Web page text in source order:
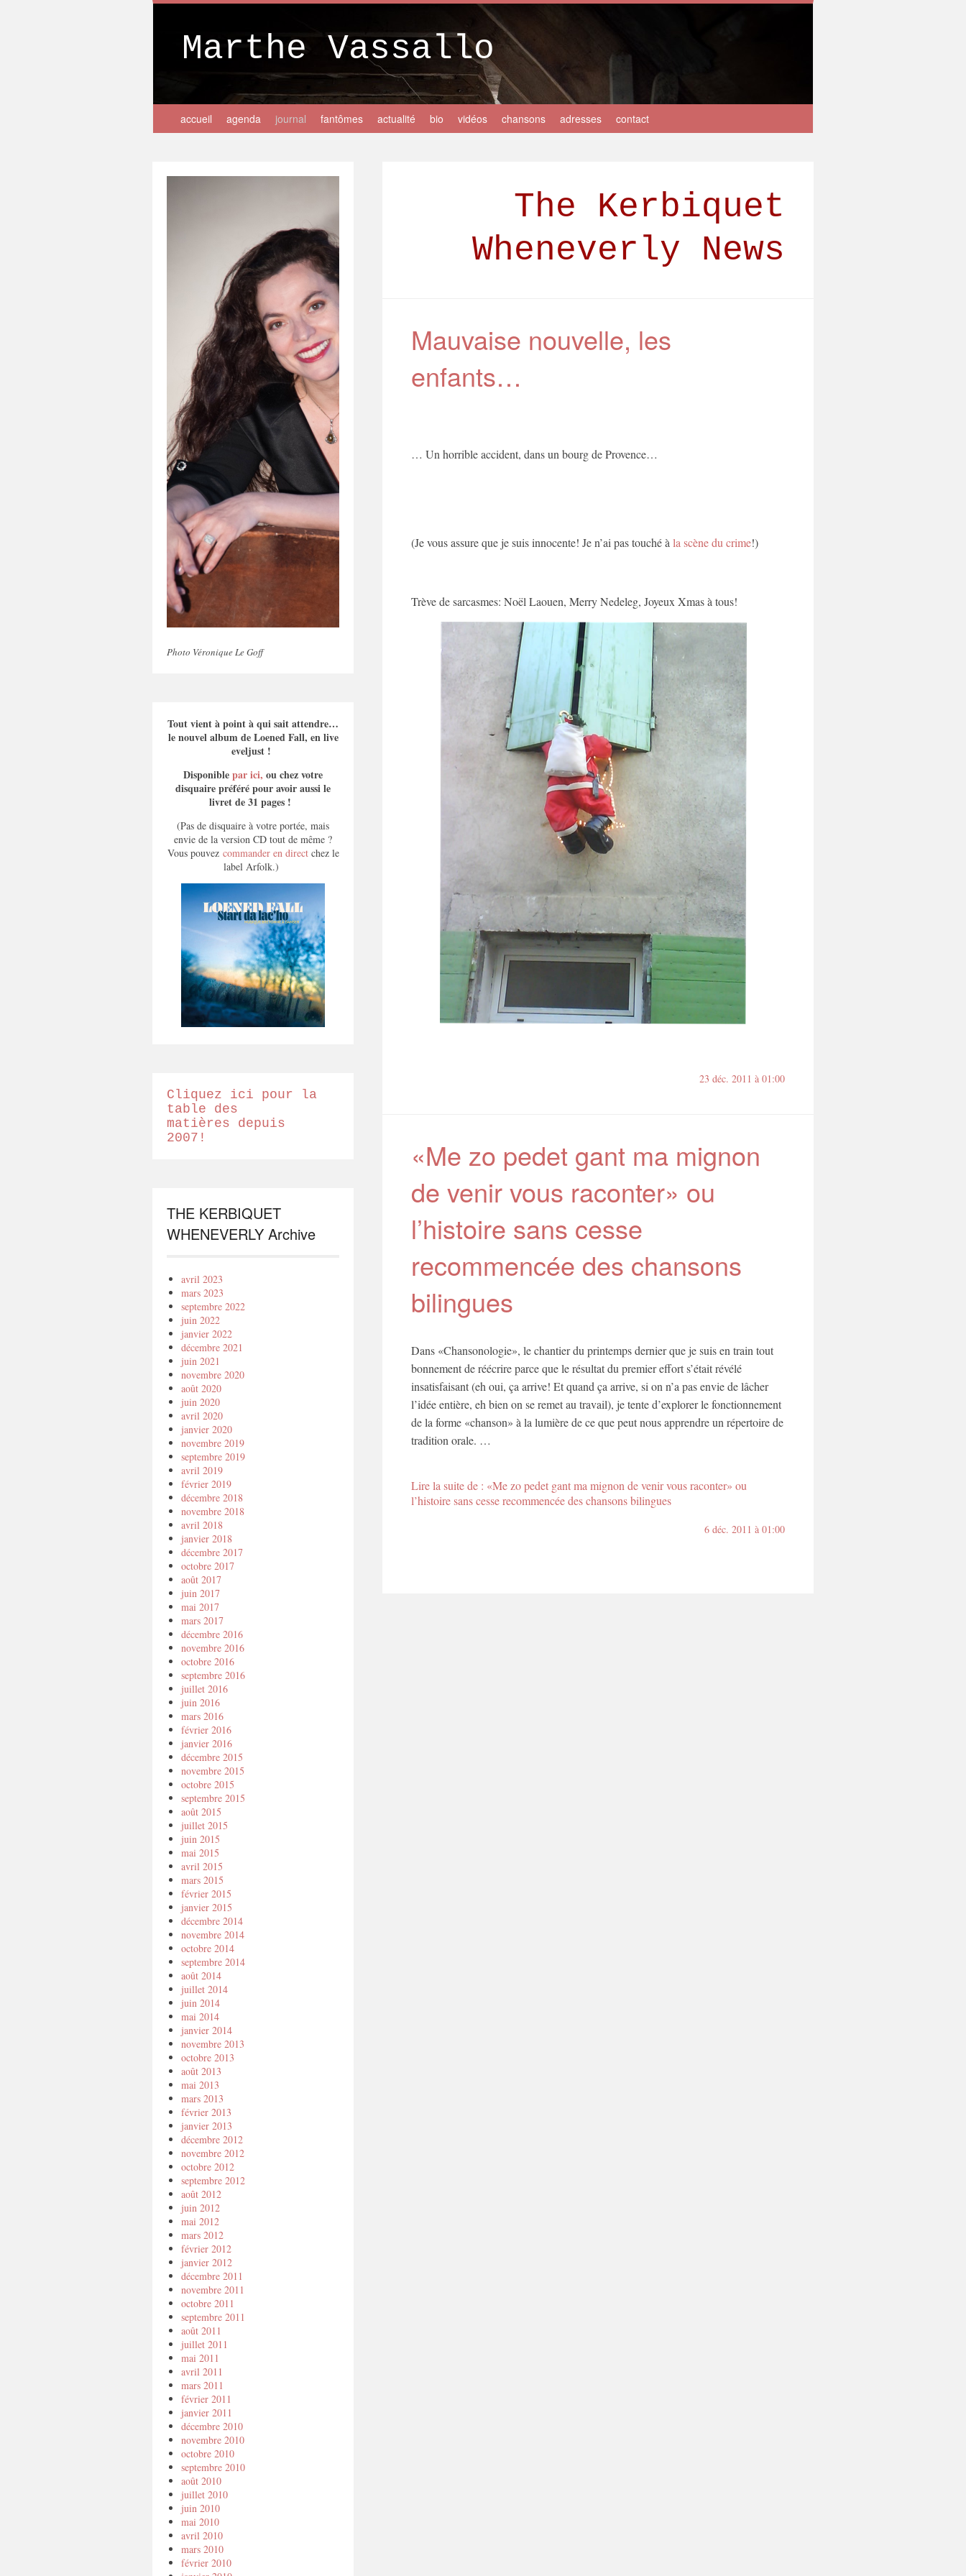
Marthe Vassallo
accueil agenda journal fantômes actualité bio vidéos chansons adresses contact
Photo Véronique Le Goff
Tout vient à point à qui sait attendre…
le nouvel album de Loened Fall, en live
eveljust !
Disponiblepar ici, ou chez votre
disquaire préféré pour avoir aussi le
livret de 31 pages !
(Pas de disquaire à votre portée, mais
envie de la version CD tout de même ?
Vous pouvezcommander en directchez le
label Arfolk.)
Cliquez ici pour la
table des
matières depuis
2007!
THE KERBIQUET
WHENEVERLY Archive
avril 2023
mars 2023
septembre 2022
juin 2022
janvier 2022
décembre 2021
juin 2021
novembre 2020
août 2020
juin 2020
avril 2020
janvier 2020
novembre 2019
septembre 2019
avril 2019
février 2019
décembre 2018
novembre 2018
avril 2018
janvier 2018
décembre 2017
octobre 2017
août 2017
juin 2017
mai 2017
mars 2017
décembre 2016
novembre 2016
octobre 2016
septembre 2016
juillet 2016
juin 2016
mars 2016
février 2016
janvier 2016
décembre 2015
novembre 2015
octobre 2015
septembre 2015
août 2015
juillet 2015
juin 2015
mai 2015
avril 2015
mars 2015
février 2015
janvier 2015
décembre 2014
novembre 2014
octobre 2014
septembre 2014
août 2014
juillet 2014
juin 2014
mai 2014
janvier 2014
novembre 2013
octobre 2013
août 2013
mai 2013
mars 2013
février 2013
janvier 2013
décembre 2012
novembre 2012
octobre 2012
septembre 2012
août 2012
juin 2012
mai 2012
mars 2012
février 2012
janvier 2012
décembre 2011
novembre 2011
octobre 2011
septembre 2011
août 2011
juillet 2011
mai 2011
avril 2011
mars 2011
février 2011
janvier 2011
décembre 2010
novembre 2010
octobre 2010
septembre 2010
août 2010
juillet 2010
juin 2010
mai 2010
avril 2010
mars 2010
février 2010
The Kerbiquet
Wheneverly News
Mauvaise nouvelle, les
enfants…
… Un horrible accident, dans un bourg de Provence…
(Je vous assure que je suis innocente! Je n’ai pas touché à la scène du crime!)
Trève de sarcasmes: Noël Laouen, Merry Nedeleg, Joyeux Xmas à tous!
23 déc. 2011 à 01:00
«Me zo pedet gant ma mignon
de venir vous raconter» ou
l’histoire sans cesse
recommencée des chansons
bilingues
Dans «Chansonologie», le chantier du printemps dernier que je suis en train tout
bonnement de réécrire parce que le résultat du premier effort s’était révélé
insatisfaisant (eh oui, ça arrive! Et quand ça arrive, si on n’a pas envie de lâcher
l’idée entière, eh bien on se remet au travail), je tente d’explorer le fonctionnement
de la forme «chanson» à la lumière de ce que peut nous apprendre un répertoire de
tradition orale. …
Lire la suite de : «Me zo pedet gant ma mignon de venir vous raconter» ou
l’histoire sans cesse recommencée des chansons bilingues
6 déc. 2011 à 01:00